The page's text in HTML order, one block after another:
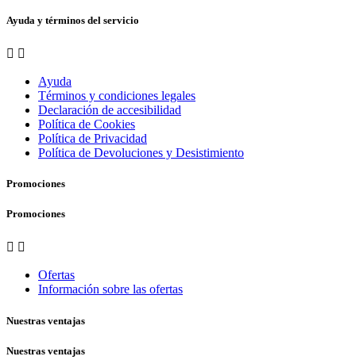
Ayuda y términos del servicio
 
Ayuda
Términos y condiciones legales
Declaración de accesibilidad
Política de Cookies
Política de Privacidad
Política de Devoluciones y Desistimiento
Promociones
Promociones
 
Ofertas
Información sobre las ofertas
Nuestras ventajas
Nuestras ventajas